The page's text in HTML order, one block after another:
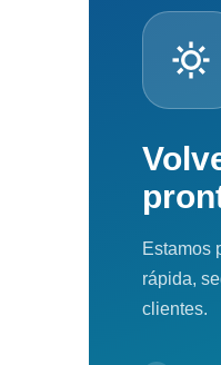
Estamos
rápida,
clientes.